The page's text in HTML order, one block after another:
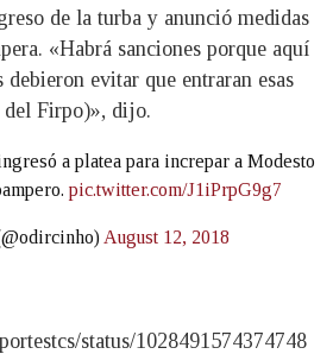
de la turba y anunció medidas
«Habrá sanciones porque aquí
evitar que entraran esas
del Firpo)», dijo.
a platea para increpar a Modesto
pic.twitter.com/J1iPrpG9g7
August 12, 2018
status/1028491574374748